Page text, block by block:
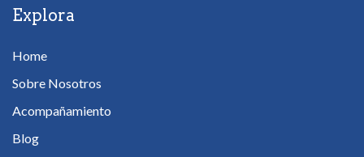
Explora
Home
Sobre Nosotros
Acompañamiento
Blog